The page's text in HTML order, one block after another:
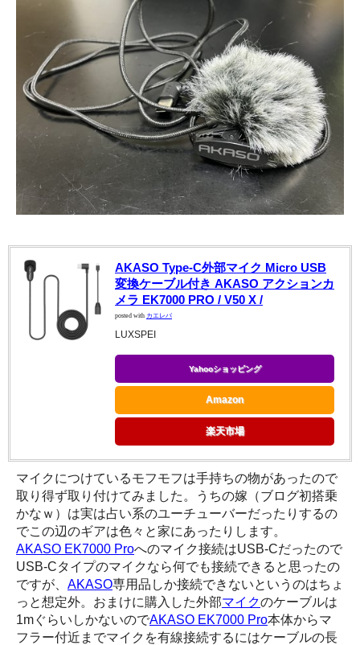
AKASO Type-C外部マイク Micro USB
変換ケーブル付き AKASO アクションカ
メラ EK7000 PRO / V50 X /
posted with カエレバ
LUXSPEI
Yahooショッピング
Amazon
楽天市場
マイクにつけているモフモフは手持ちの物があったので
取り得ず取り付けてみました。うちの嫁（ブログ初搭乗
かなｗ）は実は占い系のユーチューバーだったりするの
でこの辺のギアは色々と家にあったりします。
AKASO EK7000 Proへのマイク接続はUSB-Cだったので
USB-Cタイプのマイクなら何でも接続できると思ったの
ですが、 AKASO専用品しか接続できないというのはちょ
っと想定外。おまけに購入した外部マイクのケーブルは
1mぐらいしかないのでAKASO EK7000 Pro本体からマ
フラー付近までマイクを有線接続するにはケーブルの長